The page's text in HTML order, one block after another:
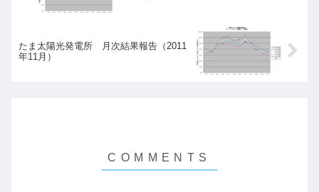
たま太陽光発電所 月次結果報告（2011
年11月）